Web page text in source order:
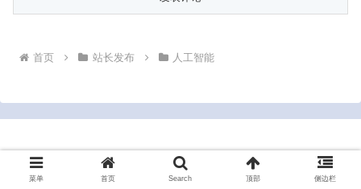
首页 站长发布 人工智能
Copyright © 2022-2026 bluesrt.com All Rights Reserved.
菜单 首页 Search 顶部 侧边栏